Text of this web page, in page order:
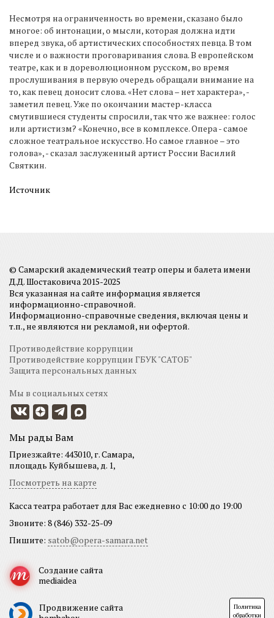
Несмотря на ограниченность во времени, сказано было
многое: об интонации, о мысли, которая должна идти
вперед звука, об артистических способностях певца. В том
числе и о важности проговаривания слова. В европейском
театре, как и в дореволюционном русском, во время
прослушивания в первую очередь обращали внимание на
то, как певец доносит слова. «Нет слова – нет характера», -
заметил певец. Уже по окончании мастер-класса
смутившиеся студенты спросили, так что же важнее: голос
или артистизм? «Конечно, все в комплексе. Опера - самое
сложное театральное искусство. Но самое главное – это
голова», - сказал заслуженный артист России Василий
Святкин.
Источник
© Самарский академический театр оперы и балета имени
Д.Д. Шостаковича 2015-2025
Вся указанная на сайте информация является
информационно-справочной.
Информационно-справочные сведения, включая цены и
т.п., не являются ни рекламой, ни офертой.
Противодействие коррупции
Противодействие коррупции ГБУК "САТОБ"
Защита персональных данных
Мы в социальных сетях
Мы рады Вам
Приезжайте: 443010, г. Самара,
площадь Куйбышева, д. 1,
Посмотреть на карте
Касса театра работает для Вас ежедневно с 10:00 до 19:00
Звоните: 8 (846) 332-25-09
Пишите: satob@opera-samara.net
Создание сайта
mediaidea
Продвижение сайта
Политика
обработки